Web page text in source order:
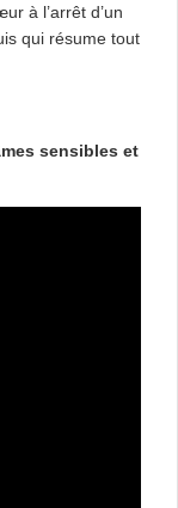
à l’arrêt d’un
qui résume tout
sensibles et